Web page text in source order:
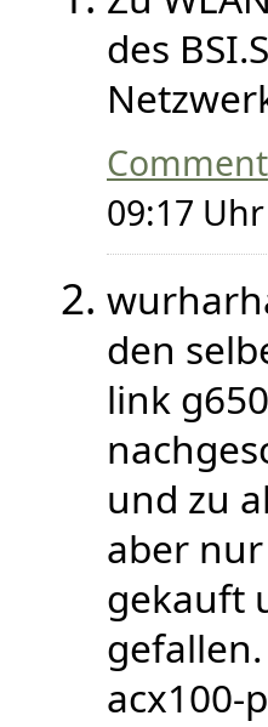
des
Comment
09:17 Uhr
den
link
und zu
aber
gekauft
acx100-